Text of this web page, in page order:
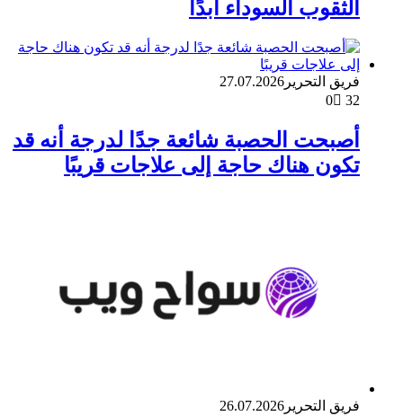
الثقوب السوداء أبدًا
فريق التحرير 27.07.2026
0
32
أصبحت الحصبة شائعة جدًا لدرجة أنه قد
تكون هناك حاجة إلى علاجات قريبًا
فريق التحرير 26.07.2026